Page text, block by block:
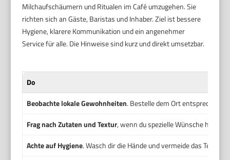
Milchaufschäumern und Ritualen im Café umzugehen. Sie
richten sich an Gäste, Baristas und Inhaber. Ziel ist bessere
Hygiene, klarere Kommunikation und ein angenehmer
Service für alle. Die Hinweise sind kurz und direkt umsetzbar.
Do
Beobachte lokale Gewohnheiten. Bestelle dem Ort entsprechend.
Frag nach Zutaten und Textur, wenn du spezielle Wünsche hast.
Achte auf Hygiene. Wasch dir die Hände und vermeide das Teilen